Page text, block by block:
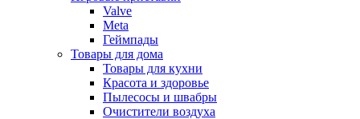
Valve
Meta
Геймпады
Товары для дома
Товары для кухни
Красота и здоровье
Пылесосы и швабры
Очистители воздуха